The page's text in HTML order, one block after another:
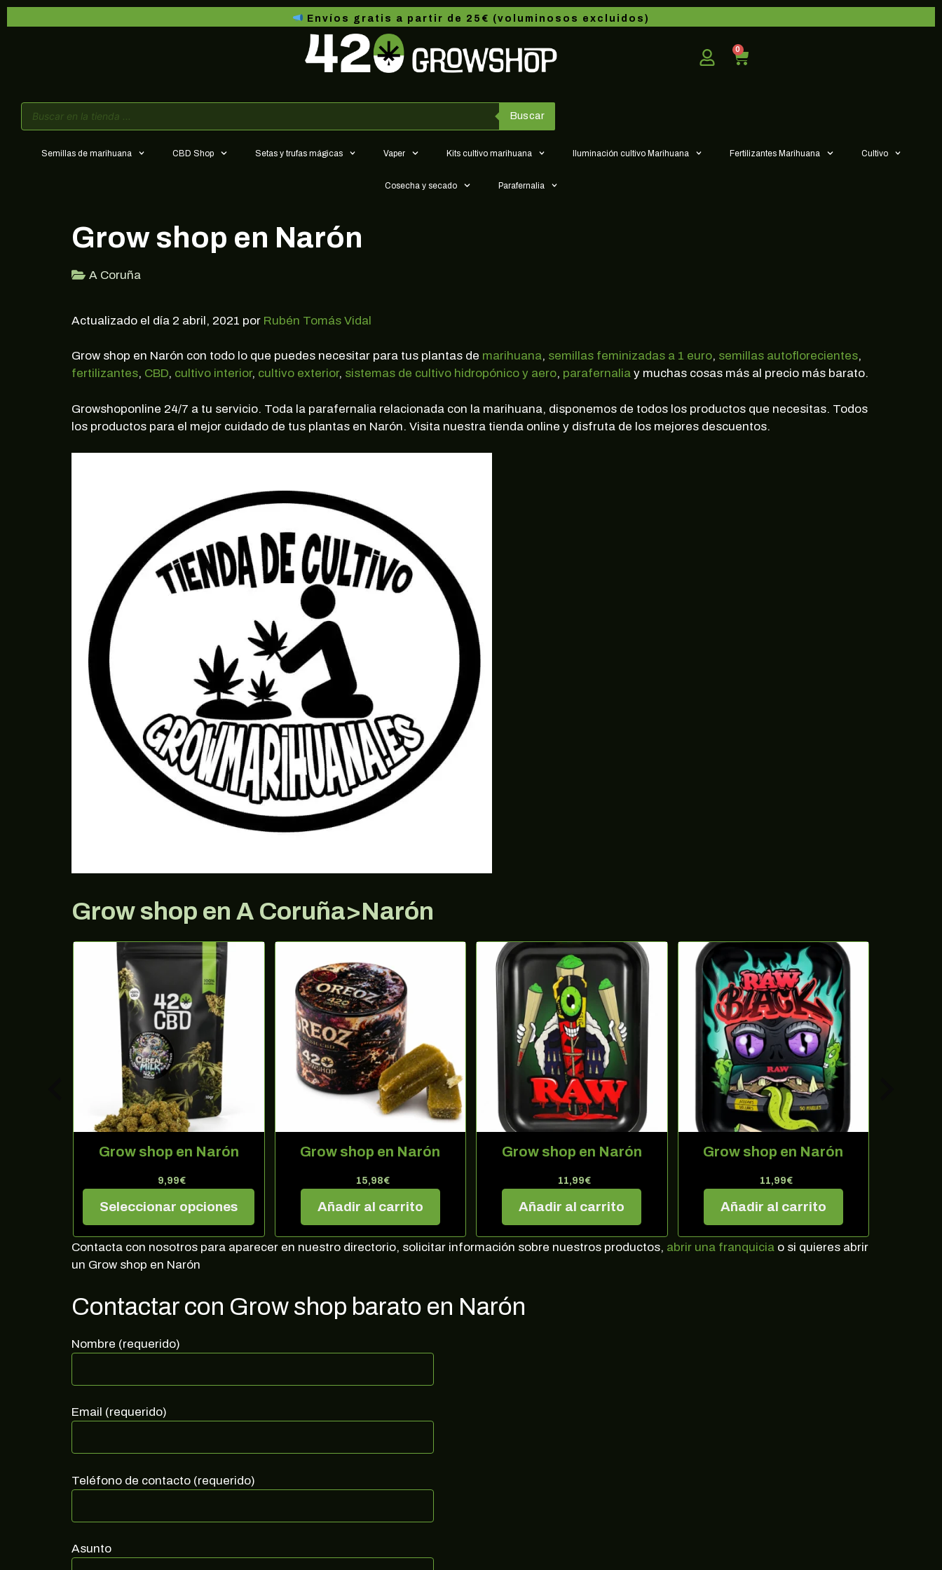
Envíos gratis a partir de 25€ (voluminosos excluidos)
0
Buscar
Semillas de marihuana CBD Shop Setas y trufas mágicas Vaper Kits cultivo marihuana Iluminación cultivo Marihuana Fertilizantes Marihuana Cultivo
Cosecha y secado Parafernalia
Grow shop en Narón
A Coruña
Actualizado el día 2 abril, 2021 por Rubén Tomás Vidal
Grow shop en Narón con todo lo que puedes necesitar para tus plantas de marihuana, semillas feminizadas a 1 euro, semillas autoflorecientes,
fertilizantes, CBD, cultivo interior, cultivo exterior, sistemas de cultivo hidropónico y aero, parafernalia y muchas cosas más al precio más barato.
Growshoponline 24/7 a tu servicio. Toda la parafernalia relacionada con la marihuana, disponemos de todos los productos que necesitas. Todos
los productos para el mejor cuidado de tus plantas en Narón. Visita nuestra tienda online y disfruta de los mejores descuentos.
Grow shop en A Coruña>Narón
Grow shop en Narón
9,99€
Seleccionar opciones
Grow shop en Narón
15,98€
Añadir al carrito
Grow shop en Narón
11,99€
Añadir al carrito
Grow shop en Narón
11,99€
Añadir al carrito
Contacta con nosotros para aparecer en nuestro directorio, solicitar información sobre nuestros productos, abrir una franquicia o si quieres abrir
un Grow shop en Narón
Contactar con Grow shop barato en Narón
Nombre (requerido)
Email (requerido)
Teléfono de contacto (requerido)
Asunto
Regístrate en nuestra newsletter para estar al corriente de ofertas
exclusivas, noticias, promociones y muchas sorpresas.